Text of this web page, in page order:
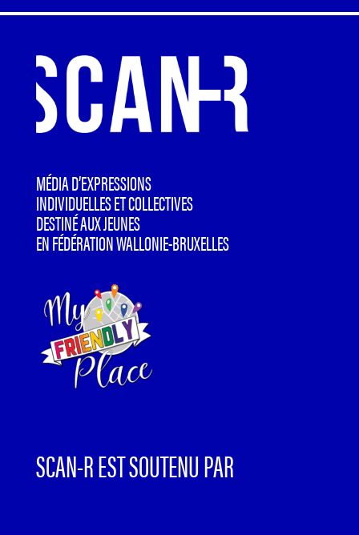
MÉDIA D’EXPRESSIONS
INDIVIDUELLES ET COLLECTIVES
DESTINÉ AUX JEUNES
EN FÉDÉRATION WALLONIE-BRUXELLES
SCAN-R EST SOUTENU PAR